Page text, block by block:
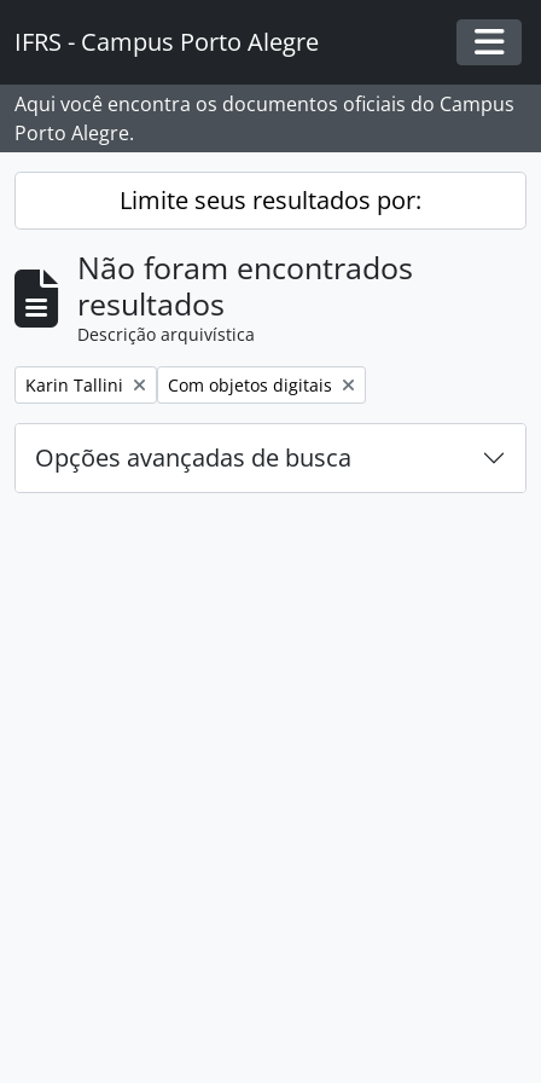
IFRS - Campus Porto Alegre
Aqui você encontra os documentos oficiais do Campus
Porto Alegre.
Limite seus resultados por:
Não foram encontrados
resultados
Descrição arquivística
Remover filtro:
Karin Tallini Remover filtro:
Com objetos digitais
Opções avançadas de busca